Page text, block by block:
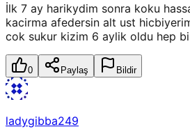
İlk 7 ay harikydim sonra koku
kacirma afedersin alt ust
cok sukur kizim 6 aylik oldu hep
0 Paylaş Bildir
ladygibba249